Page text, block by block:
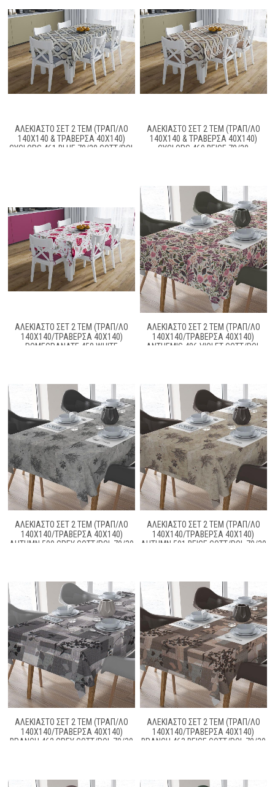
ΑΛΈΚΙΑΣΤΟ ΣΕΤ 2 ΤΕΜ (ΤΡΑΠ/ΛΟ
140X140 & ΤΡΑΒΈΡΣΑ 40X140)
CYCLOPS 461 BLUE 70/30 COTT/POL
ΑΛΈΚΙΑΣΤΟ ΣΕΤ 2 ΤΕΜ (ΤΡΑΠ/ΛΟ
140X140 & ΤΡΑΒΈΡΣΑ 40X140)
CYCLOPS 460 BEIGE 70/30
ΑΛΕΚΙΑΣΤΟ ΣΕΤ 2 ΤΕΜ (ΤΡΑΠ/ΛΟ
140X140/ΤΡΑΒΕΡΣΑ 40X140)
POMEGRANATE 458 WHITE
ΑΛΕΚΙΑΣΤΟ ΣΕΤ 2 ΤΕΜ (ΤΡΑΠ/ΛΟ
140X140/ΤΡΑΒΕΡΣΑ 40X140)
ANTHEMIS 486 VIOLET COTT/POL
ΑΛΕΚΙΑΣΤΟ ΣΕΤ 2 ΤΕΜ (ΤΡΑΠ/ΛΟ
140X140/ΤΡΑΒΕΡΣΑ 40X140)
AUTUMN 500 GREY COTT/POL 70/30
ΑΛΕΚΙΑΣΤΟ ΣΕΤ 2 ΤΕΜ (ΤΡΑΠ/ΛΟ
140X140/ΤΡΑΒΕΡΣΑ 40X140)
AUTUMN 501 BEIGE COTT/POL 70/30
ΑΛΕΚΙΑΣΤΟ ΣΕΤ 2 ΤΕΜ (ΤΡΑΠ/ΛΟ
140X140/ΤΡΑΒΕΡΣΑ 40X140)
BRANCH 462 GREY COTT/POL 70/30
ΑΛΕΚΙΑΣΤΟ ΣΕΤ 2 ΤΕΜ (ΤΡΑΠ/ΛΟ
140X140/ΤΡΑΒΕΡΣΑ 40X140)
BRANCH 463 BEIGE COTT/POL 70/30